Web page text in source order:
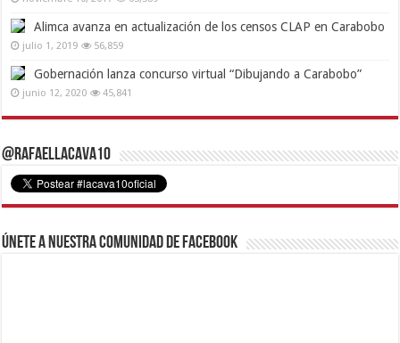
Alimca avanza en actualización de los censos CLAP en Carabobo
julio 1, 2019 56,859
Gobernación lanza concurso virtual “Dibujando a Carabobo”
junio 12, 2020 45,841
@RafaelLacava10
Únete a nuestra comunidad de Facebook